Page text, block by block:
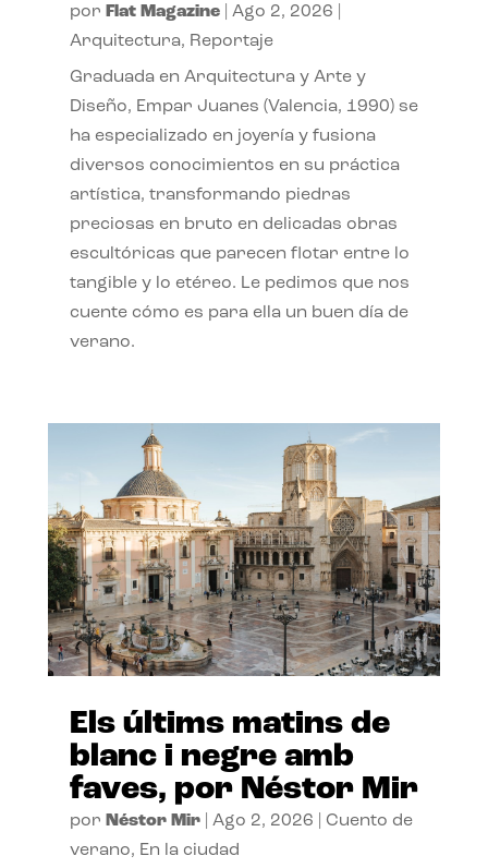
por Flat Magazine| Ago 2, 2026
Arquitectura, Reportaje
Graduada en Arquitectura y Arte y
Diseño, Empar Juanes (Valencia, 1990) se
ha especializado en joyería y fusiona
diversos conocimientos en su práctica
artística, transformando piedras
preciosas en bruto en delicadas obras
escultóricas que parecen flotar entre lo
tangible y lo etéreo. Le pedimos que nos
cuente cómo es para ella un buen día de
verano.
Els últims matins de
blanc i negre amb
faves, por Néstor Mir
por Néstor Mir| Ago 2, 2026
Cuento de
verano, En la ciudad